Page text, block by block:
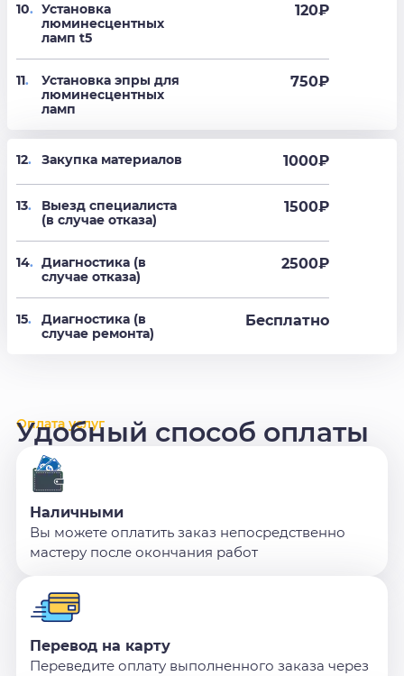
10. Установка
люминесцентных
ламп t5
120₽
11.
Установка эпры для
люминесцентных
ламп
750₽
12. Закупка материалов 1000₽
13.
Выезд специалиста
(в случае отказа)
1500₽
14. Диагностика (в
случае отказа)
2500₽
15.
Диагностика (в
случае ремонта)
Бесплатно
Оплата услуг
Удобный способ оплаты
Наличными
Вы можете оплатить заказ непосредственно
мастеру после окончания работ
Перевод на карту
Переведите оплату выполненного заказа через